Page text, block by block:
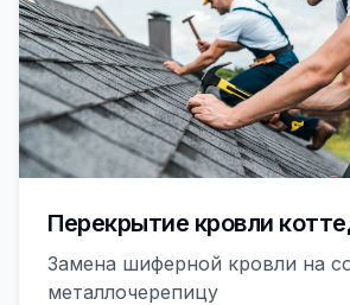
Перекрытие кровли
Замена шиферной кровли на
металлочерепицу